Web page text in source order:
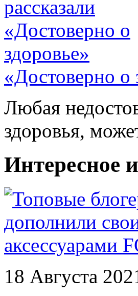
«Достоверно о
Любая
здоровья,
Интересное
18 Августа